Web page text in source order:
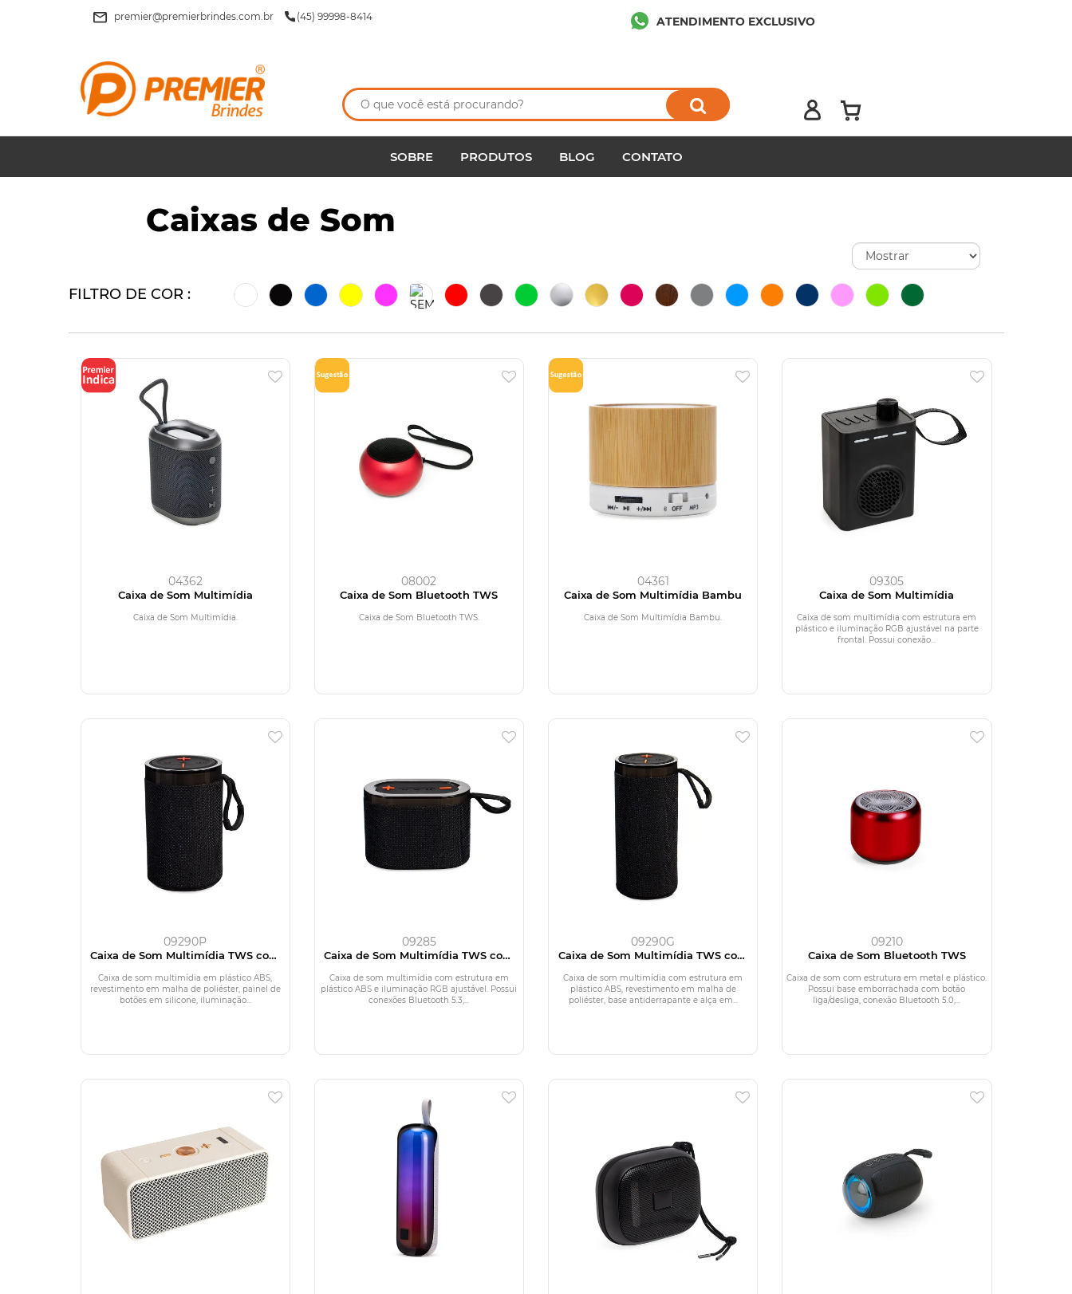
premier@premierbrindes.com.br (45) 99998-8414 ATENDIMENTO EXCLUSIVO
SOBRE PRODUTOS BLOG CONTATO
Caixas de Som
FILTRO DE COR :
04362
Caixa de Som Multimídia
Caixa de Som Multimídia.
08002
Caixa de Som Bluetooth TWS
Caixa de Som Bluetooth TWS.
04361
Caixa de Som Multimídia Bambu
Caixa de Som Multimídia Bambu.
09305
Caixa de Som Multimídia
Caixa de som multimídia com estrutura em
plástico e iluminação RGB ajustável na parte
frontal. Possui conexão...
09290P
Caixa de Som Multimídia TWS com
Caixa de som multimídia em plástico ABS,
revestimento em malha de poliéster, painel de
botões em silicone, iluminação...
09285
Caixa de Som Multimídia TWS com
Caixa de som multimídia com estrutura em
plástico ABS e iluminação RGB ajustável. Possui
conexões Bluetooth 5.3,...
09290G
Caixa de Som Multimídia TWS com
Caixa de som multimídia com estrutura em
plástico ABS, revestimento em malha de
poliéster, base antiderrapante e alça em...
09210
Caixa de Som Bluetooth TWS
Caixa de som com estrutura em metal e plástico.
Possui base emborrachada com botão
liga/desliga, conexão Bluetooth 5.0,...